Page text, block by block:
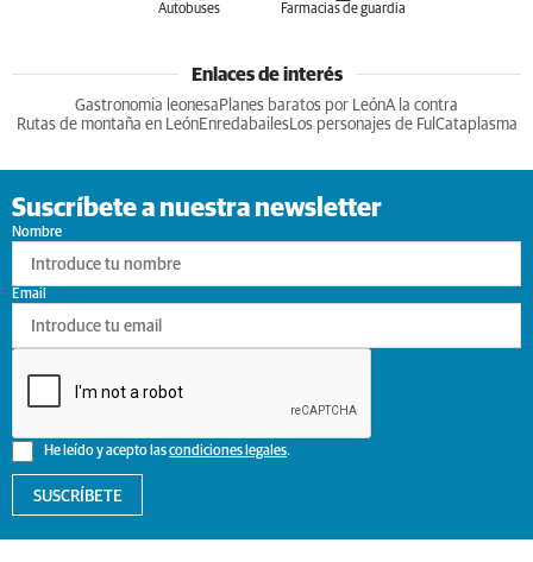
Autobuses Farmacias de guardia
Enlaces de interés
Gastronomia leonesa Planes baratos por LeónA la contra
Rutas de montaña en LeónEnredabailesLos personajes de Ful Cataplasma
Suscríbete a nuestra newsletter
Nombre
He leído y acepto lascondiciones legales.
Email
SUSCRÍBETE